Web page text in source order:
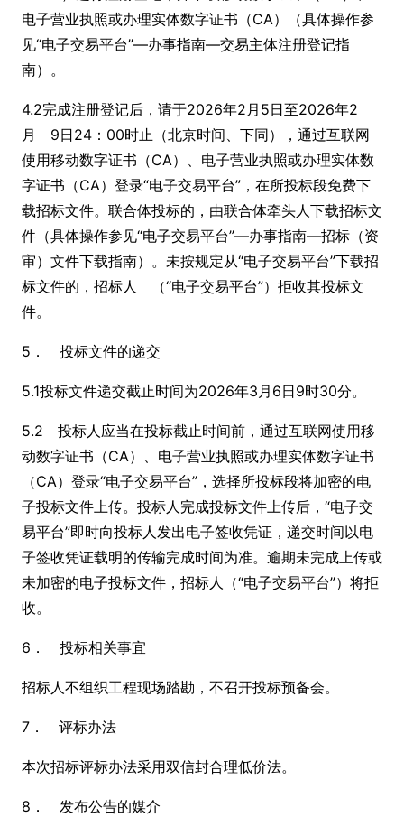
电子营业执照或办理实体数字证书（CA）（具体操作参
见“电子交易平台”—办事指南—交易主体注册登记指
南）。
4.2完成注册登记后，请于2026年2月5日至2026年2
月 9日24：00时止（北京时间、下同），通过互联网
使用移动数字证书（CA）、电子营业执照或办理实体数
字证书（CA）登录“电子交易平台”，在所投标段免费下
载招标文件。联合体投标的，由联合体牵头人下载招标文
件（具体操作参见“电子交易平台”—办事指南—招标（资
审）文件下载指南）。未按规定从“电子交易平台”下载招
标文件的，招标人 （“电子交易平台”）拒收其投标文
件。
5． 投标文件的递交
5.1投标文件递交截止时间为2026年3月6日9时30分。
5.2 投标人应当在投标截止时间前，通过互联网使用移
动数字证书（CA）、电子营业执照或办理实体数字证书
（CA）登录“电子交易平台”，选择所投标段将加密的电
子投标文件上传。投标人完成投标文件上传后，“电子交
易平台”即时向投标人发出电子签收凭证，递交时间以电
子签收凭证载明的传输完成时间为准。逾期未完成上传或
未加密的电子投标文件，招标人（“电子交易平台”）将拒
收。
6． 投标相关事宜
招标人不组织工程现场踏勘，不召开投标预备会。
7． 评标办法
本次招标评标办法采用双信封合理低价法。
8． 发布公告的媒介